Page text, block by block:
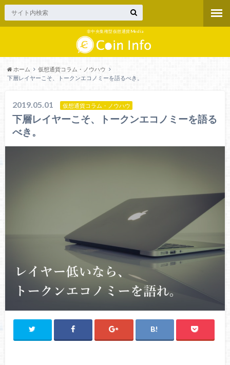
非中央集権型仮想通貨Media
ホーム
仮想通貨コラム・ノウハウ
下層レイヤーこそ、トークンエコノミーを語るべき。
2019.05.01 仮想通貨コラム・ノウハウ
下層レイヤーこそ、トークンエコノミーを語る
べき。